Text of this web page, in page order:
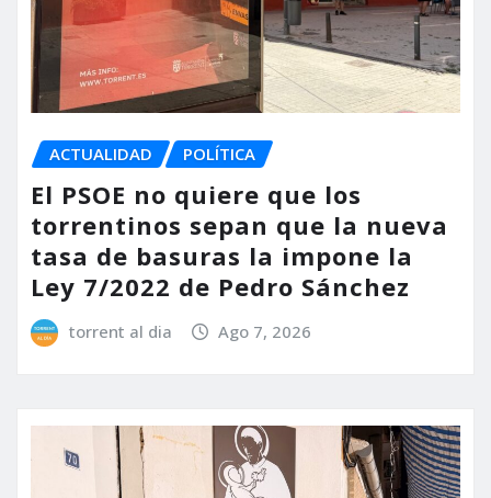
ACTUALIDAD POLÍTICA
El PSOE no quiere que los
torrentinos sepan que la nueva
tasa de basuras la impone la
Ley 7/2022 de Pedro Sánchez
torrent al dia Ago 7, 2026